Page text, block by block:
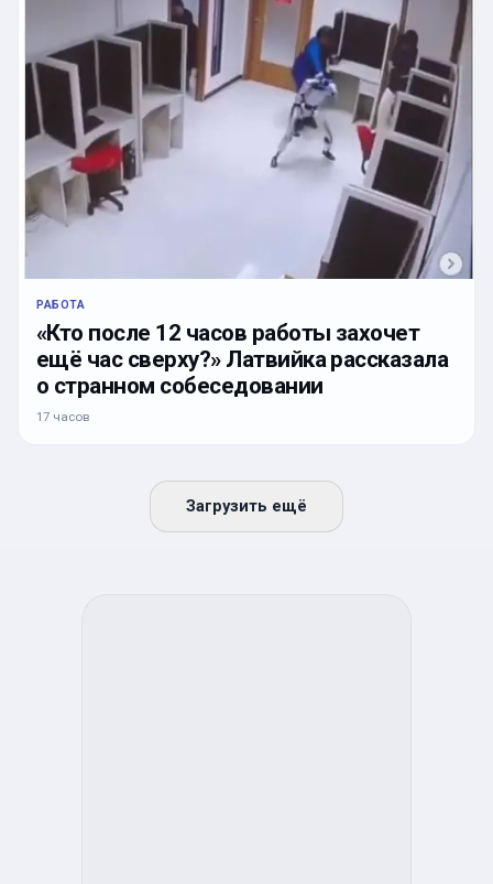
РАБОТА
«Кто после 12 часов работы захочет
ещё час сверху?» Латвийка рассказала
о странном собеседовании
17 часов
Загрузить ещё